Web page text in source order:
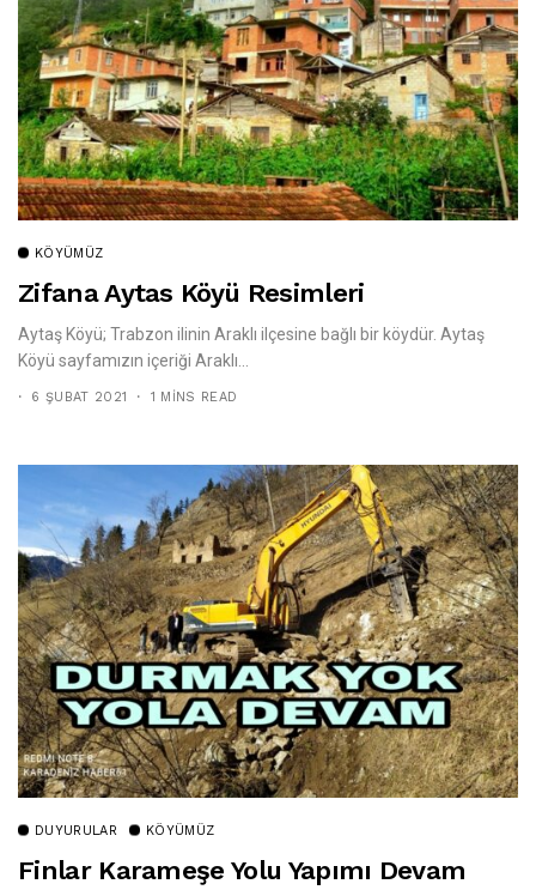
KÖYÜMÜZ
Zifana Aytas Köyü Resimleri
Aytaş Köyü; Trabzon ilinin Araklı ilçesine bağlı bir köydür. Aytaş
Köyü sayfamızın içeriği Araklı...
6 ŞUBAT 2021 1 MINS READ
DUYURULAR KÖYÜMÜZ
Finlar Karameşe Yolu Yapımı Devam